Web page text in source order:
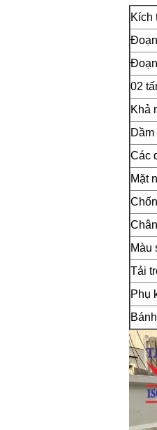
Kích
02
Khả
Các
Mặt
Màu
Tải
Phụ